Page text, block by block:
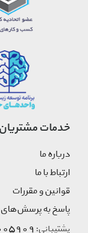
خدمات مشتریان
درباره ما
ارتباط با ما
قوانین و مقررات
پاسخ به پرسش‌های
پشتیبانی: 021